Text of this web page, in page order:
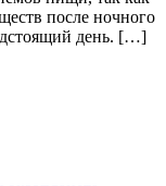
после ночного
день. […]